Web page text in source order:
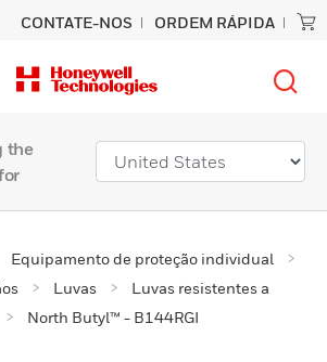
CONTATE-NOS ORDEM RÁPIDA
the
Equipamento de proteção individual
Luvas
Luvas resistentes a
North Butyl™ - B144RGI